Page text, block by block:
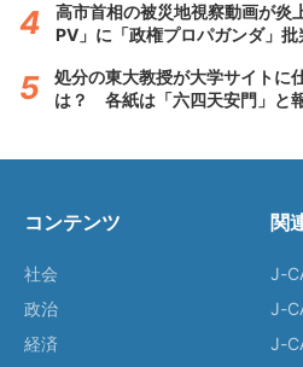
高市首相の被災地視察動画が
PV」に「政権プロパガンダ」批
処分の東大教授が大学サイトに
は？ 各紙は「六四天安門」と
コンテンツ
社会
政治
経済
関
J-
J-
J-